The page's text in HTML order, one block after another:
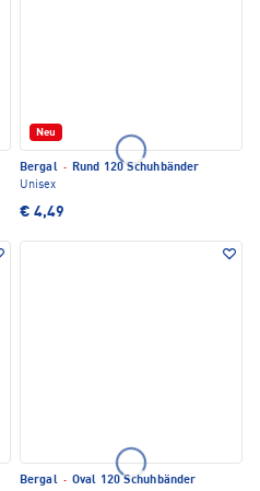
Neu
Bergal · Rund 120 Schuhbänder
Unisex
€ 4,49
Bergal · Oval 120 Schuhbänder